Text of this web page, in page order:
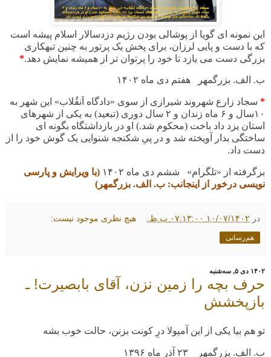
این نمونه ای گویا از پوشالی بودن رژیم دزدسالار اسلام پیشه است
که با دست و پایی لرزان، برای پخش یک پرتور به چنین تبهکاری
بزرگی دست می یازد تا خود را پرتوان تر از همیشه نمایش دهد.*
ب. الف. بزرگمهر هفتم دی ماه ۱۴۰۲
* سجاد زارع شهروند شیرازی از سوی «دادگاه اَنقُلاب» این شهر به
۱۰سال و ۶ ماه زندان و ۲ سال دوری (تبعید) به یکی از شهرهای
استان یزد داد باخت (محکوم شد.) او در بازداشتگاه بگونه ای
ساختگی بدار آویخته شد و در پیِ شکنجه شنوایی یک گوش خود را از
دست داد.
برگرفته از «تلگرام» ششم دی ماه ۱۴۰۲ (با ویرایش و پارسی
نویسی درخور از اینجانب: ب. الف. بزرگمهر)
در ۱۰/۰۷/۱۴۰۲ ۰۷:۱۳:۰۰ ب.ظ. هیچ نظری موجود نیست:
هم‌رسانی
۱۴۰۲ دی ۵, سه‌شنبه
حرف بچه را زمین نزن، آقای بابصیرت! ـ
بازپخشش
تو هم بیا یکی از این آمپولا درِ کونت بزنن، حالت خوب بشه
ب. الف. بزرگمهر ۲۳ آذر ماه ۱۳۹۶